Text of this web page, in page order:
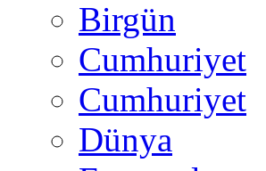
Birgün
Cumhuriyet
Cumhuriyet
Dünya